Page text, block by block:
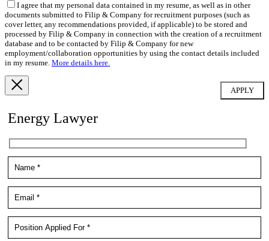
I agree that my personal data contained in my resume, as well as in other
documents submitted to Filip & Company for recruitment purposes (such as
cover letter, any recommendations provided, if applicable) to be stored and
processed by Filip & Company in connection with the creation of a recruitment
database and to be contacted by Filip & Company for new
employment/collaboration opportunities by using the contact details included
in my resume. More details here.
Energy Lawyer